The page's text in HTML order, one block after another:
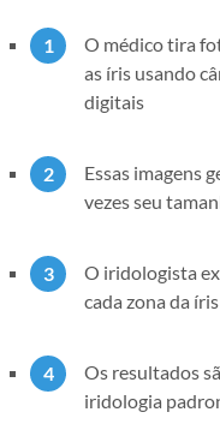
O médico tira
as íris usando
digitais
Essas imagens
vezes seu
O iridologista
cada zona da íris
Os resultados
iridologia